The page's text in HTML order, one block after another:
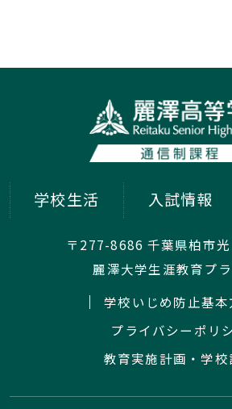
学校生活 入試情報
〒277-8686 千葉県柏市
麗澤大学生涯教育プ
学校いじめ防止基本
プライバシーポリ
教育実施計画・学校